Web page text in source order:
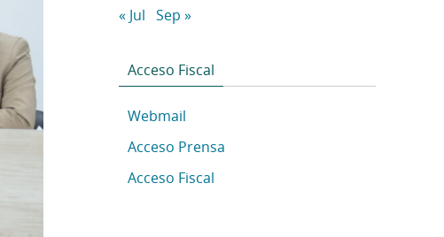
« Jul Sep »
Acceso Fiscal
Webmail
Acceso Prensa
Acceso Fiscal